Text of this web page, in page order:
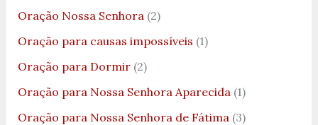
Oração Nossa Senhora (2)
Oração para causas impossíveis (1)
Oração para Dormir(2)
Oração para Nossa Senhora Aparecida (1)
Oração para Nossa Senhora de Fátima (3)